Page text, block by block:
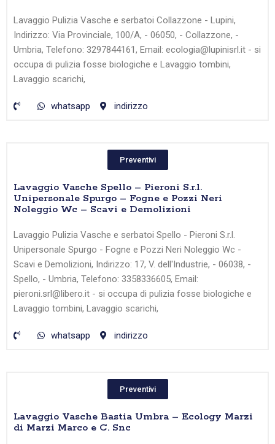
Lavaggio Pulizia Vasche e serbatoi Collazzone - Lupini,
Indirizzo: Via Provinciale, 100/A, - 06050, - Collazzone, -
Umbria, Telefono: 3297844161, Email: ecologia@lupinisrl.it - si
occupa di pulizia fosse biologiche e Lavaggio tombini,
Lavaggio scarichi,
whatsapp indirizzo
Preventivi
Lavaggio Vasche Spello – Pieroni S.r.l.
Unipersonale Spurgo – Fogne e Pozzi Neri
Noleggio Wc – Scavi e Demolizioni
Lavaggio Pulizia Vasche e serbatoi Spello - Pieroni S.r.l.
Unipersonale Spurgo - Fogne e Pozzi Neri Noleggio Wc -
Scavi e Demolizioni, Indirizzo: 17, V. dell'Industrie, - 06038, -
Spello, - Umbria, Telefono: 3358336605, Email:
pieroni.srl@libero.it - si occupa di pulizia fosse biologiche e
Lavaggio tombini, Lavaggio scarichi,
whatsapp indirizzo
Preventivi
Lavaggio Vasche Bastia Umbra – Ecology Marzi
di Marzi Marco e C. Snc